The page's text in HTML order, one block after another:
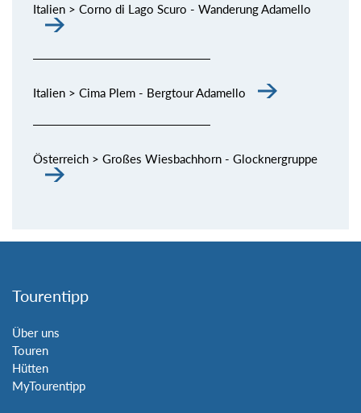
Italien > Corno di Lago Scuro - Wanderung Adamello
Italien > Cima Plem - Bergtour Adamello
Österreich > Großes Wiesbachhorn - Glocknergruppe
Tourentipp
Über uns
Touren
Hütten
MyTourentipp